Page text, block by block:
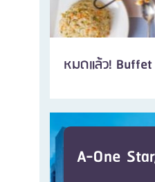
หมดแล้ว!
A-One